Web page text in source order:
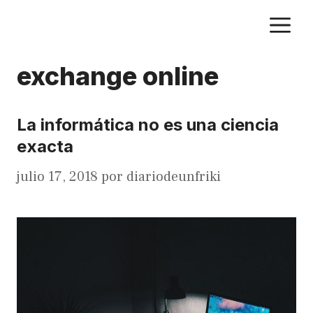
exchange online
La informática no es una ciencia
exacta
julio 17, 2018 por diariodeunfriki